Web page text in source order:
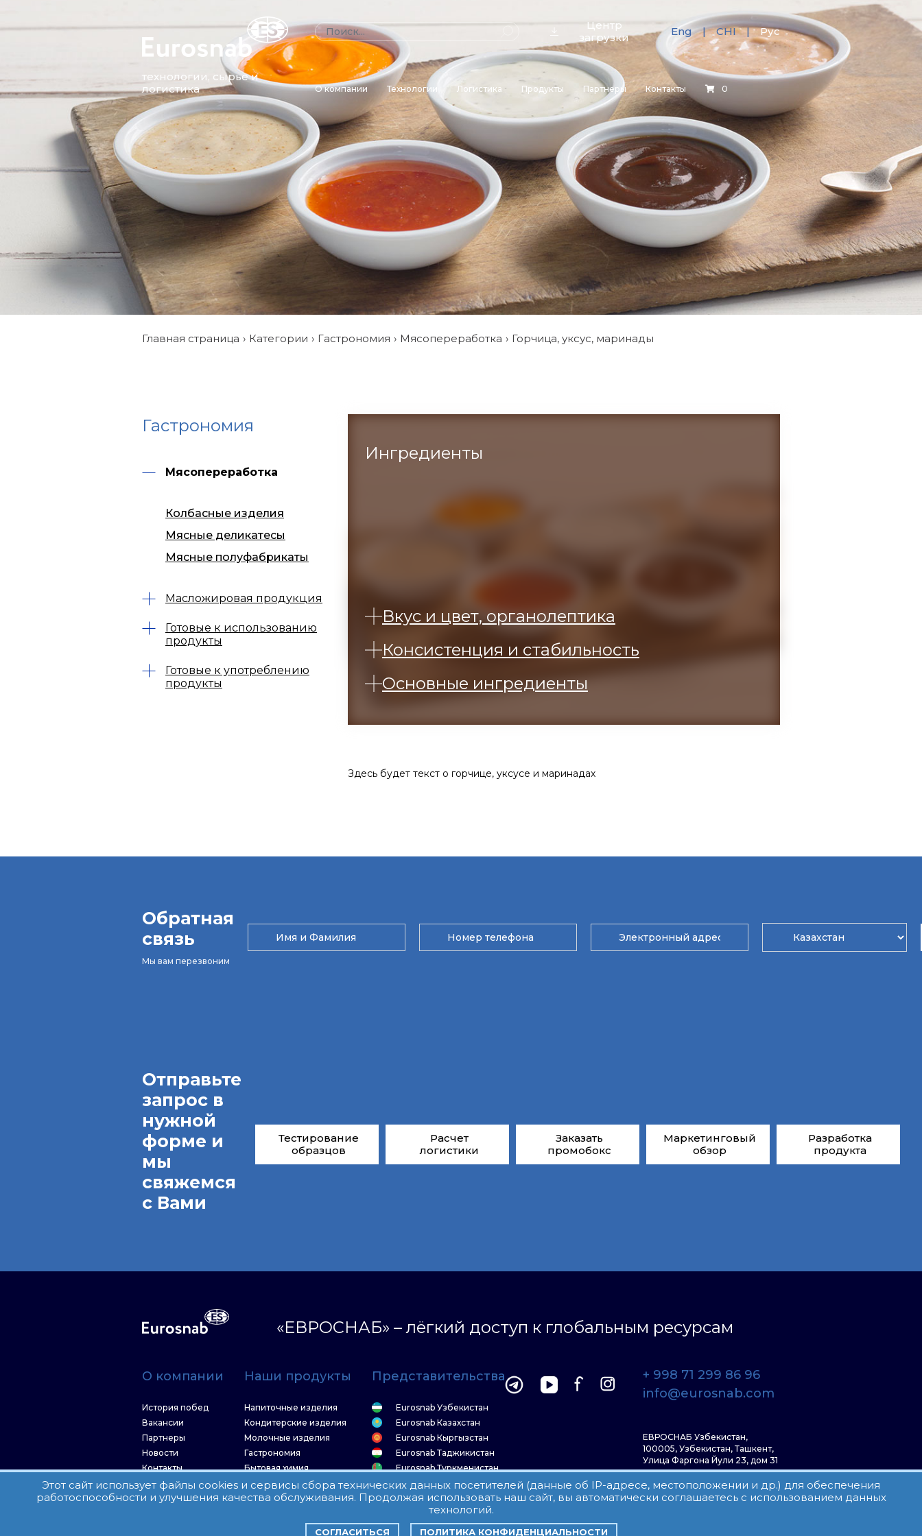
технологии, сырье и
логистика
Центр
загрузки
Eng CHI Рус
О компании Технологии Логистика Продукты Партнеры Контакты 0
Главная страница Категории Гастрономия Мясопереработка Горчица, уксус, маринады
Гастрономия
Мясопереработка
Колбасные изделия
Мясные деликатесы
Мясные полуфабрикаты
Масложировая продукция
Готовые к использованию
продукты
Готовые к употреблению
продукты
Ингредиенты
Вкус и цвет, органолептика
Консистенция и стабильность
Основные ингредиенты
Здесь будет текст о горчице, уксусе и маринадах
Обратная
связь
Мы вам перезвоним
Отправьте
запрос в
нужной
форме и
мы
свяжемся
с Вами
Тестирование
образцов
Расчет
логистики
Заказать
промобокс
Маркетинговый
обзор
Разработка
продукта
«ЕВРОСНАБ» – лёгкий доступ к глобальным ресурсам
О компании
История побед
Вакансии
Партнеры
Новости
Контакты
Наши продукты
Напиточные изделия
Кондитерские изделия
Молочные изделия
Гастрономия
Бытовая химия
Рыбные корма
Представительства
Eurosnab Узбекистан
Eurosnab Казахстан
Eurosnab Кыргызстан
Eurosnab Таджикистан
Eurosnab Туркменистан
+ 998 71 299 86 96
info@eurosnab.com
ЕВРОСНАБ Узбекистан,
100005, Узбекистан, Ташкент,
Улица Фаргона Йули 23, дом 31
Пользовательское соглашение
Этот сайт использует файлы cookies и сервисы сбора технических данных посетителей (данные об IP-адресе, местоположении и др.) для обеспечения
работоспособности и улучшения качества обслуживания. Продолжая использовать наш сайт, вы автоматически соглашаетесь с использованием данных
технологий.
СОГЛАСИТЬСЯ ПОЛИТИКА КОНФИДЕНЦИАЛЬНОСТИ